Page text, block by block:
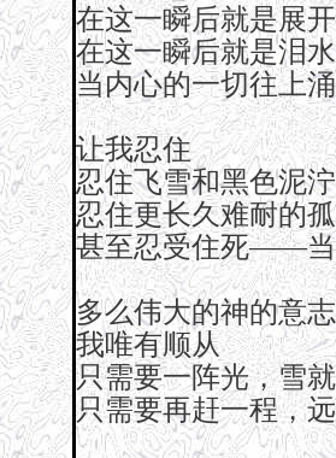
在这一瞬后就是展
在这一瞬后就是泪
当内心的一切往上涌
让我忍住
忍住飞雪和黑色泥
忍住更长久难耐的
甚至忍受住死——当
多么伟大的神的意志
我唯有顺从
只需要一阵光，雪
只需要再赶一程，